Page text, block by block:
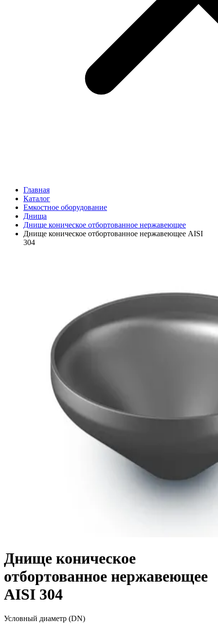
Главная
Каталог
Емкостное оборудование
Днища
Днище коническое отбортованное нержавеющее
Днище коническое отбортованное нержавеющее AISI
304
Днище коническое
отбортованное нержавеющее
AISI 304
Условный диаметр (DN)